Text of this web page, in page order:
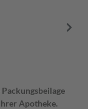
Apotheke.